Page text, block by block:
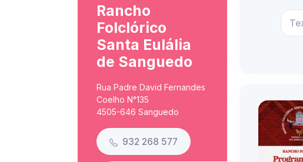
Rancho
Folclórico
Santa Eulália
de Sanguedo
Rua Padre David Fernandes
Coelho N°135
4505-646 Sanguedo
932 268 577